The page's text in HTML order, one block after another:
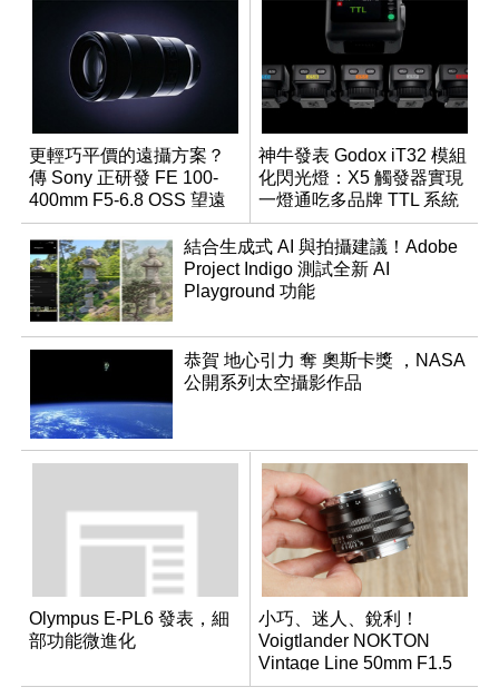
更輕巧平價的遠攝方案？
傳 Sony 正研發 FE 100-
400mm F5-6.8 OSS 望遠
變焦鏡頭
神牛發表 Godox iT32 模組
化閃光燈：X5 觸發器實現
一燈通吃多品牌 TTL 系統
結合生成式 AI 與拍攝建議！Adobe
Project Indigo 測試全新 AI
Playground 功能
恭賀 地心引力 奪 奧斯卡獎 ，NASA
公開系列太空攝影作品
Olympus E-PL6 發表，細
部功能微進化
小巧、迷人、銳利！
Voigtlander NOKTON
Vintage Line 50mm F1.5
ASPH II